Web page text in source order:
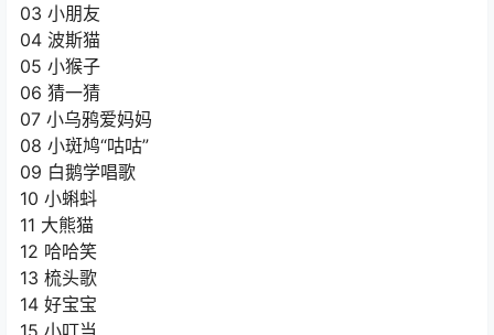
03 小朋友
04 波斯猫
05 小猴子
06 猜一猜
07 小乌鸦爱妈妈
08 小斑鸠“咕咕”
09 白鹅学唱歌
10 小蝌蚪
11 大熊猫
12 哈哈笑
13 梳头歌
14 好宝宝
15 小叮当